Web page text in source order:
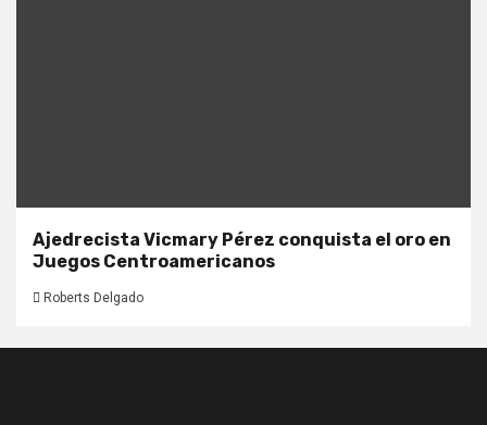
Ajedrecista Vicmary Pérez conquista el oro en
Juegos Centroamericanos
Roberts Delgado